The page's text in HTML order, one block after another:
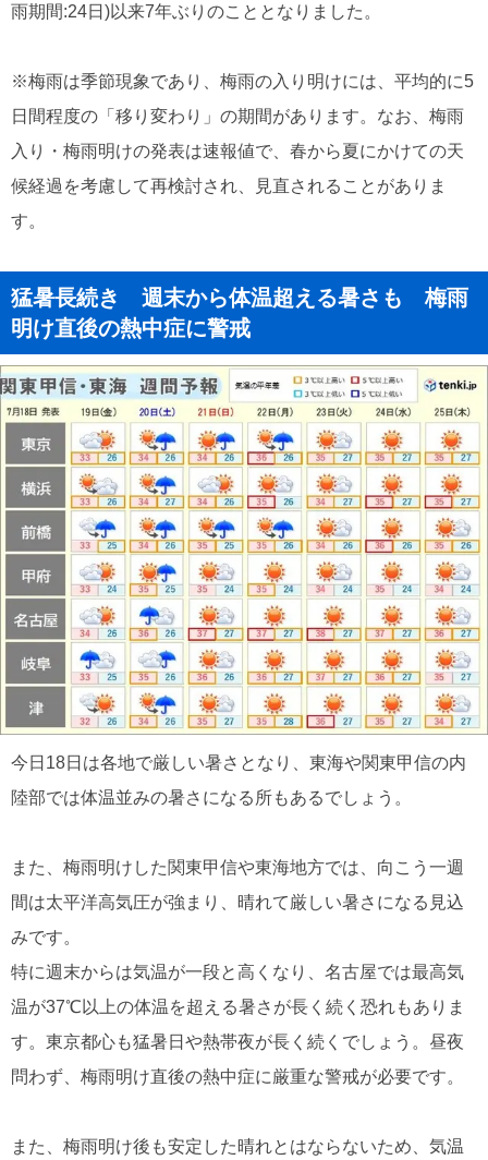
雨期間:24日)以来7年ぶりのこととなりました。
※梅雨は季節現象であり、梅雨の入り明けには、平均的に5
日間程度の「移り変わり」の期間があります。なお、梅雨
入り・梅雨明けの発表は速報値で、春から夏にかけての天
候経過を考慮して再検討され、見直されることがありま
す。
猛暑長続き 週末から体温超える暑さも 梅雨
明け直後の熱中症に警戒
今日18日は各地で厳しい暑さとなり、東海や関東甲信の内
陸部では体温並みの暑さになる所もあるでしょう。
また、梅雨明けした関東甲信や東海地方では、向こう一週
間は太平洋高気圧が強まり、晴れて厳しい暑さになる見込
みです。
特に週末からは気温が一段と高くなり、名古屋では最高気
温が37℃以上の体温を超える暑さが長く続く恐れもありま
す。東京都心も猛暑日や熱帯夜が長く続くでしょう。昼夜
問わず、梅雨明け直後の熱中症に厳重な警戒が必要です。
また、梅雨明け後も安定した晴れとはならないため、気温